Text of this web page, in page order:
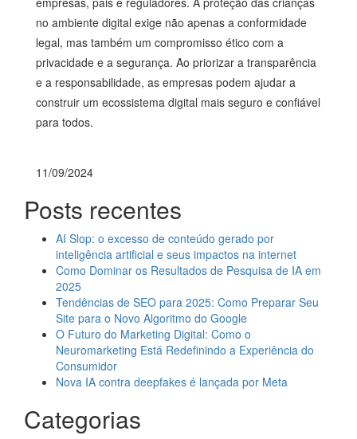
no ambiente digital exige não apenas a conformidade
legal, mas também um compromisso ético com a
privacidade e a segurança. Ao priorizar a transparência
e a responsabilidade, as empresas podem ajudar a
construir um ecossistema digital mais seguro e confiável
para todos.
11/09/2024
Posts recentes
AI Slop: o excesso de conteúdo gerado por
inteligência artificial e seus impactos na internet
Como Dominar os Resultados de Pesquisa de IA em
2025
Tendências de SEO para 2025: Como Preparar Seu
Site para o Novo Algoritmo do Google
O Futuro do Marketing Digital: Como o
Neuromarketing Está Redefinindo a Experiência do
Consumidor
Nova IA contra deepfakes é lançada por Meta
Categorias